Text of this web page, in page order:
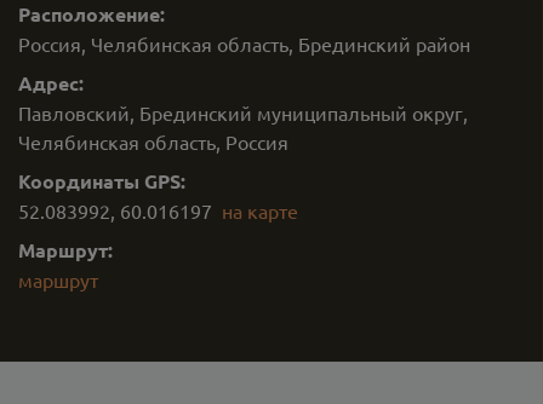
Расположение:
Россия, Челябинская область, Брединский район
Адрес:
Павловский, Брединский муниципальный округ,
Челябинская область, Россия
Координаты GPS:
52.083992, 60.016197 на карте
Маршрут:
маршрут